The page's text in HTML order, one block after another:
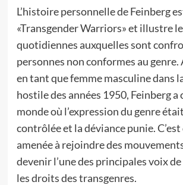
L’histoire personnelle de Feinberg
«Transgender Warriors» et illustre
quotidiennes auxquelles sont
personnes non conformes au genre.
en tant que femme masculine dans
hostile des années 1950, Feinberg a
monde où l’expression du genre
contrôlée et la déviance punie. C’est
amenée à rejoindre des
devenir l’une des principales voix
les droits des transgenres.